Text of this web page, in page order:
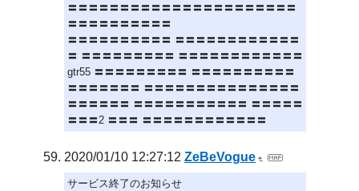
〓〓〓〓〓〓〓〓〓〓〓〓〓〓〓〓〓〓〓〓〓〓
〓〓〓〓〓〓〓〓〓〓
〓〓〓〓〓〓〓〓〓〓 〓〓〓〓〓〓〓〓〓〓〓〓
〓 〓〓〓〓〓〓〓〓〓 〓〓〓〓〓〓〓〓〓〓〓〓
gtr55 〓〓〓〓〓〓〓〓〓 〓〓〓〓〓〓〓〓〓〓
〓〓〓〓〓〓〓 〓〓〓〓〓〓〓〓〓〓〓〓〓〓〓
〓〓〓〓〓〓 〓〓〓〓〓〓〓〓〓〓〓 〓〓〓〓〓
〓〓〓2 〓〓〓 〓〓〓〓〓〓〓〓〓〓〓〓
2020/01/10 12:27:12 ZeBeVogue
サービス終了のお知らせ